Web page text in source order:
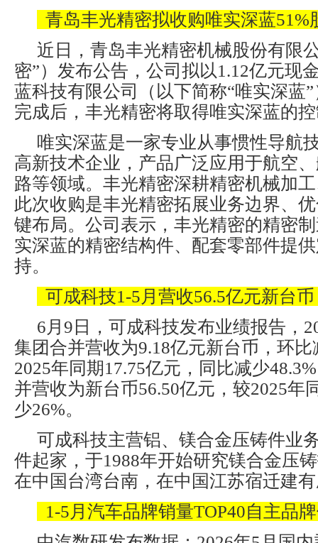
青岛丰光精密拟收购唯实深蓝51%
近日，青岛丰光精密机械股份有限
密”）发布公告，公司拟以1.12亿元现
蓝科技有限公司（以下简称“唯实深蓝
完成后，丰光精密将取得唯实深蓝的
唯实深蓝是一家专业从事惯性导航
高新技术企业，产品广泛应用于航空
路等领域。丰光精密深耕精密机械加
此次收购是丰光精密拓展业务边界、
键布局。公司表示，丰光精密的精密
实深蓝的精密结构件、配套零部件提
持。
可成科技1-5月营收56.5亿元新台币
6月9日，可成科技发布业绩报告，
集团合并营收为9.18亿元新台币，环比
2025年同期17.75亿元，同比减少
并营收为新台币56.50亿元，较2025年
少26%。
可成科技主营铝、镁合金压铸件业
件起家，于1988年开始研究镁合金压
在中国台湾台南，在中国江苏宿迁建
1-5月汽车品牌销量TOP40自主品